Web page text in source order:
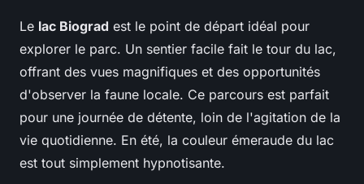
Le lac Biograd est le point de départ idéal pour
explorer le parc. Un sentier facile fait le tour du lac,
offrant des vues magnifiques et des opportunités
d'observer la faune locale. Ce parcours est parfait
pour une journée de détente, loin de l'agitation de la
vie quotidienne. En été, la couleur émeraude du lac
est tout simplement hypnotisante.